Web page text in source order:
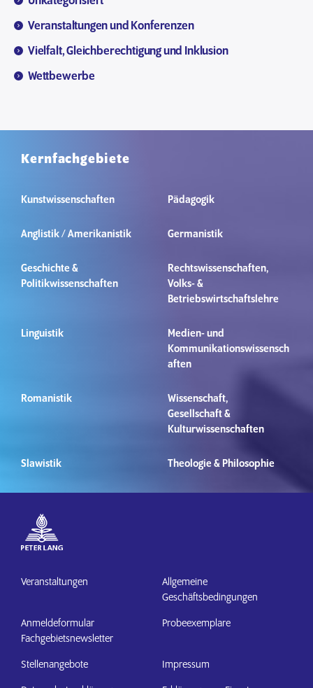
Veranstaltungen und Konferenzen
Vielfalt, Gleichberechtigung und Inklusion
Wettbewerbe
Kernfachgebiete
Kunstwissenschaften Pädagogik
Anglistik / Amerikanistik Germanistik
Geschichte &
Politikwissenschaften
Rechtswissenschaften,
Volks- &
Betriebswirtschaftslehre
Linguistik
Medien- und
Kommunikationswissensch
aften
Romanistik
Wissenschaft,
Gesellschaft &
Kulturwissenschaften
Slawistik Theologie & Philosophie
Veranstaltungen
Anmeldeformular
Fachgebietsnewsletter
Stellenangebote
Allgemeine
Geschäftsbedingungen
Probeexemplare
Impressum